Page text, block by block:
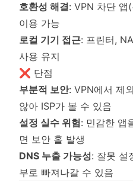
호환성 해결: VPN 차단 앱
이용 가능
로컬 기기 접근: 프린터,
사용 유지
❌ 단점
부분적 보안: VPN에서 제
않아 ISP가 볼 수 있음
설정 실수 위험: 민감한 앱
면 보안 홀 발생
DNS 누출 가능성: 잘못 설
부로 빠져나갈 수 있음